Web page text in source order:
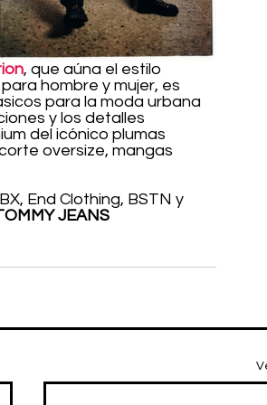
, que aúna el estilo
hombre y mujer, es
para la moda urbana
y los detalles
del icónico plumas
oversize, mangas
End Clothing, BSTN y
JEANS